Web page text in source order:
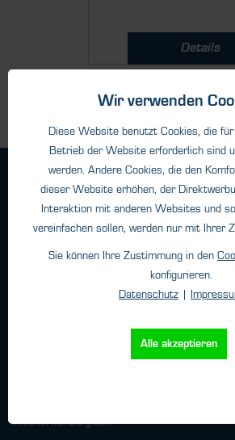
Details
Geschäftsbedingungen
Datenschutz
Impressum
info@htk-hamburg.com
Wir verwenden
Diese Website benutzt Cookies, die
Betrieb der Website erforderlich sind
werden. Andere Cookies, die den
dieser Website erhöhen, der
Interaktion mit anderen Websites und
vereinfachen sollen, werden nur mit Ihrer
Sie können Ihre Zustimmung in den
konfigurieren.
Datenschutz
Alle akzeptieren